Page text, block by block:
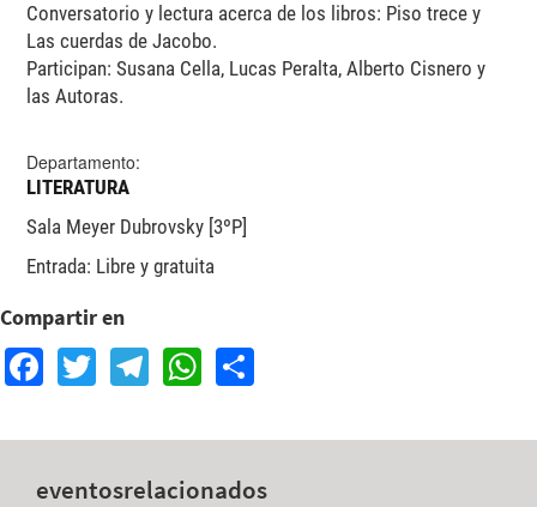
Conversatorio y lectura acerca de los libros: Piso trece y
Las cuerdas de Jacobo.
Participan: Susana Cella, Lucas Peralta, Alberto Cisnero y
las Autoras.
Departamento:
LITERATURA
Sala Meyer Dubrovsky [3ºP]
Entrada: Libre y gratuita
Compartir en
Facebook
TwitterTelegram
WhatsApp
eventosrelacionados